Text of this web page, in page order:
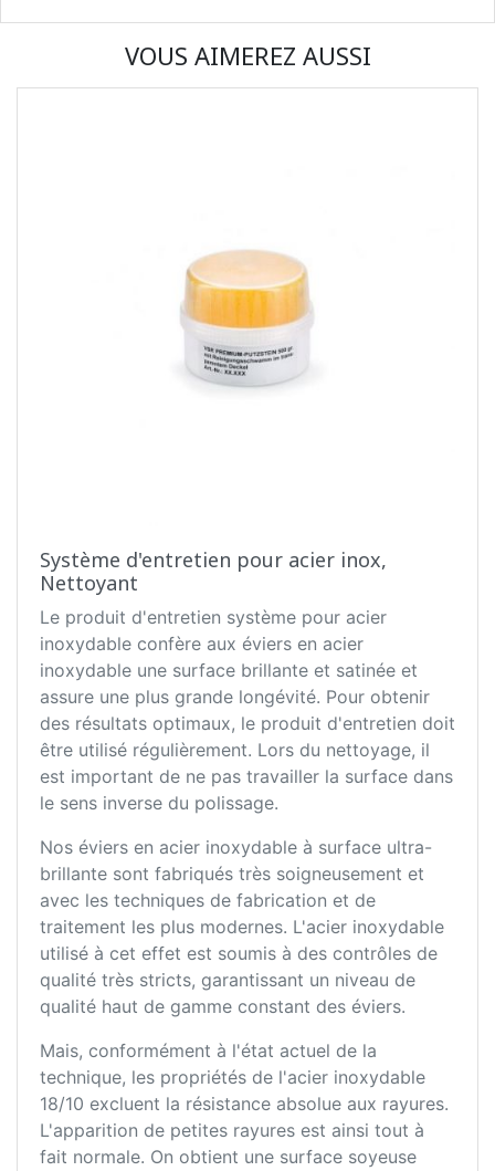
VOUS AIMEREZ AUSSI
Système d'entretien pour acier inox,
Nettoyant
Le produit d'entretien système pour acier
inoxydable confère aux éviers en acier
inoxydable une surface brillante et satinée et
assure une plus grande longévité. Pour obtenir
des résultats optimaux, le produit d'entretien doit
être utilisé régulièrement. Lors du nettoyage, il
est important de ne pas travailler la surface dans
le sens inverse du polissage.
Nos éviers en acier inoxydable à surface ultra-
brillante sont fabriqués très soigneusement et
avec les techniques de fabrication et de
traitement les plus modernes. L'acier inoxydable
utilisé à cet effet est soumis à des contrôles de
qualité très stricts, garantissant un niveau de
qualité haut de gamme constant des éviers.
Mais, conformément à l'état actuel de la
technique, les propriétés de l'acier inoxydable
18/10 excluent la résistance absolue aux rayures.
L'apparition de petites rayures est ainsi tout à
fait normale. On obtient une surface soyeuse